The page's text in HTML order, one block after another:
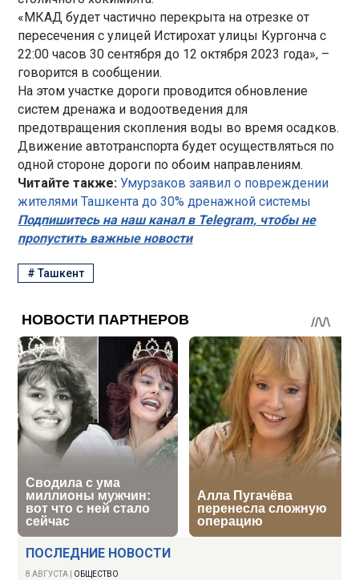
ПОСЛЕДНИЕ НОВОСТИ
8 АВГУСТА ОБЩЕСТВО
«МКАД будет частично перекрыта на отрезке от
пересечения с улицей Истирохат улицы Кургонча с
22:00 часов 30 сентября до 12 октября 2023 года», –
говорится в сообщении.
На этом участке дороги проводится обновление
систем дренажа и водоотведения для
предотвращения скопления воды во время осадков.
Движение автотранспорта будет осуществляться по
одной стороне дороги по обоим направлениям.
Читайте также: Умурзаков заявил о повреждении
жителями Ташкента до 30% дренажной системы
Подпишитесь на наш канал в Telegram, чтобы не
пропустить важные новости
#Ташкент